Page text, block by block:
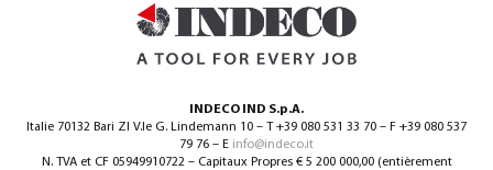
INDECO IND S.p.A.
Italie 70132 Bari ZI V.le G. Lindemann 10 – T +39 080 531 33 70 – F +39 080 537
79 76 – E info@indeco.it
N. TVA et CF 05949910722 – Capitaux Propres € 5 200 000,00 (entièrement